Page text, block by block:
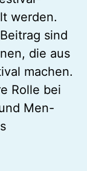
werden.
sind
die aus
machen.
Rolle bei
Men-